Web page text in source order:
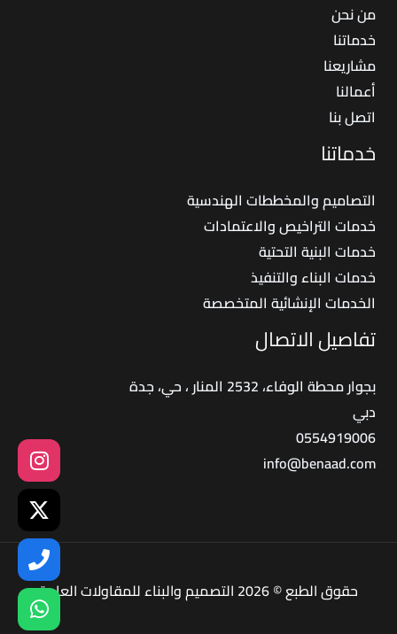
من نحن
خدماتنا
مشاريعنا
أعمالنا
اتصل بنا
خدماتنا
التصاميم والمخططات الهندسية
خدمات التراخيص والاعتمادات
خدمات البنية التحتية
خدمات البناء والتنفيذ
الخدمات الإنشائية المتخصصة
تفاصيل الاتصال
بجوار محطة الوفاء، 2532 المنار ، حي، جدة
دبي
0554919006
info@benaad.com
حقوق الطبع © 2026 التصميم والبناء للمقاولات العامة